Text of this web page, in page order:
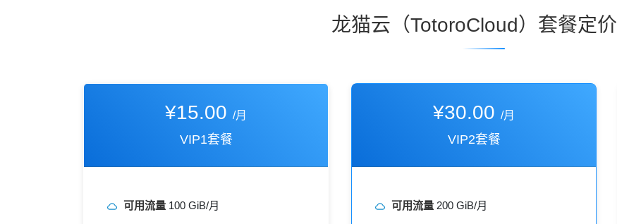
龙猫云（TotoroCloud）套餐定价
¥15.00 /月
VIP1套餐
可用流量 100 GiB/月
¥30.00 /月
VIP2套餐
可用流量 200 GiB/月